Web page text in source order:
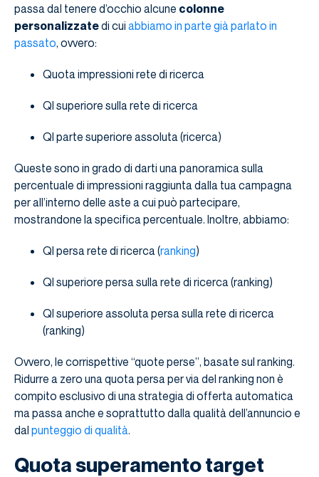
passa dal tenere d’occhio alcune colonne
personalizzatedi cui abbiamo in parte già parlato in
passato, ovvero:
Quota impressioni rete di ricerca
QI superiore sulla rete di ricerca
QI parte superiore assoluta (ricerca)
Queste sono in grado di darti una panoramica sulla
percentuale di impressioni raggiunta dalla tua campagna
per all’interno delle aste a cui può partecipare,
mostrandone la specifica percentuale. Inoltre, abbiamo:
QI persa rete di ricerca (ranking)
QI superiore persa sulla rete di ricerca (ranking)
QI superiore assoluta persa sulla rete di ricerca
(ranking)
Ovvero, le corrispettive “quote perse”, basate sul ranking.
Ridurre a zero una quota persa per via del ranking non è
compito esclusivo di una strategia di offerta automatica
ma passa anche e soprattutto dalla qualità dell’annuncio e
dal punteggio di qualità.
Quota superamento target